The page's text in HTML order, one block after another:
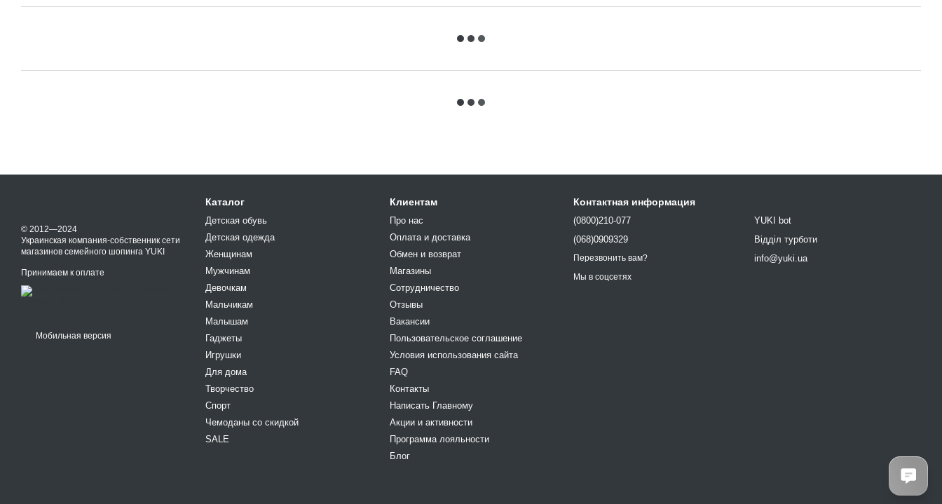
© 2012—2024
Украинская компания-собственник сети
магазинов семейного шопинга YUKI
Принимаем к оплате
Мобильная версия
Каталог
Детская обувь
Детская одежда
Женщинам
Мужчинам
Девочкам
Мальчикам
Малышам
Гаджеты
Игрушки
Для дома
Творчество
Спорт
Чемоданы со скидкой
SALE
Клиентам
Про нас
Оплата и доставка
Обмен и возврат
Магазины
Сотрудничество
Отзывы
Вакансии
Пользовательское соглашение
Условия использования сайта
FAQ
Контакты
Написать Главному
Акции и активности
Программа лояльности
Блог
Контактная информация
(0800)210-077
(068)0909329
Перезвонить вам?
YUKI bot
Відділ турботи
info@yuki.ua
Мы в соцсетях